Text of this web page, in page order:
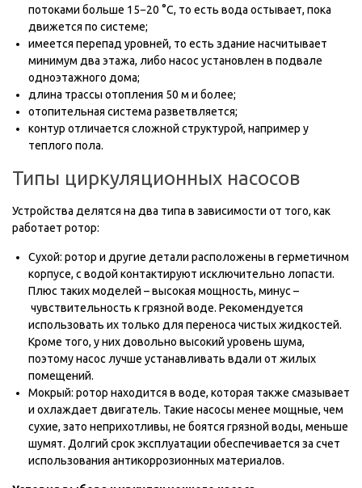
потоками больше 15−20 °С, то есть вода остывает, пока
движется по системе;
имеется перепад уровней, то есть здание насчитывает
минимум два этажа, либо насос установлен в подвале
одноэтажного дома;
длина трассы отопления 50 м и более;
отопительная система разветвляется;
контур отличается сложной структурой, например у
теплого пола.
Типы циркуляционных насосов
Устройства делятся на два типа в зависимости от того, как
работает ротор:
Сухой: ротор и другие детали расположены в герметичном
корпусе, с водой контактируют исключительно лопасти.
Плюс таких моделей – высокая мощность, минус –
чувствительность к грязной воде. Рекомендуется
использовать их только для переноса чистых жидкостей.
Кроме того, у них довольно высокий уровень шума,
поэтому насос лучше устанавливать вдали от жилых
помещений.
Мокрый: ротор находится в воде, которая также смазывает
и охлаждает двигатель. Такие насосы менее мощные, чем
сухие, зато неприхотливы, не боятся грязной воды, меньше
шумят. Долгий срок эксплуатации обеспечивается за счет
использования антикоррозионных материалов.